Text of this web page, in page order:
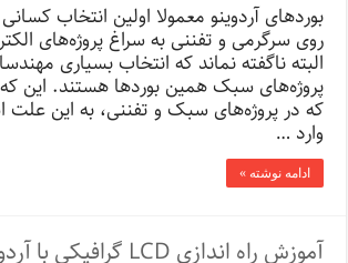
بوردهای آردوینو معمولا اولین انتخاب
روی سرگرمی و تفننی به سراغ پروژه‌های
البته ناگفته نماند که انتخاب بسیاری
پروژه‌های سبک همین بوردها هستند. این
که در پروژه‌های سبک و تفننی، به این
وارد …
ادامه نوشته »
آموزش راه اندازی LCD گرافیکی با آردوینو